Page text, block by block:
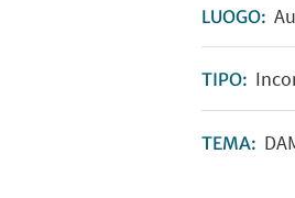
LUOGO:
TIPO:
TEMA: